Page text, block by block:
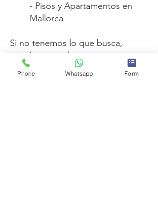
- Pisos y Apartamentos en
Mallorca
Si no tenemos lo que busca,
contáctenos y lo encontraremos
para usted.
Phone Whatsapp Form